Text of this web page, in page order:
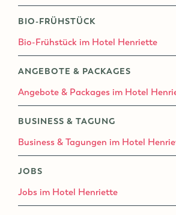
BIO-FRÜHSTÜCK
Bio-Frühstück im Hotel Henriette
ANGEBOTE & PACKAGES
Angebote & Packages im Hotel
BUSINESS & TAGUNG
Business & Tagungen im Hotel
JOBS
Jobs im Hotel Henriette